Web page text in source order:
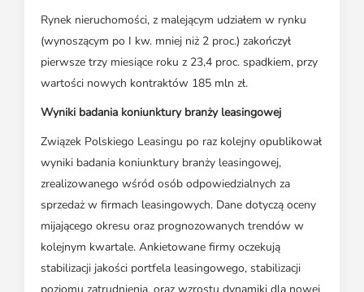
Rynek nieruchomości, z malejącym udziałem w rynku
(wynoszącym po I kw. mniej niż 2 proc.) zakończył
pierwsze trzy miesiące roku z 23,4 proc. spadkiem, przy
wartości nowych kontraktów 185 mln zł.
Wyniki badania koniunktury branży leasingowej
Związek Polskiego Leasingu po raz kolejny opublikował
wyniki badania koniunktury branży leasingowej,
zrealizowanego wśród osób odpowiedzialnych za
sprzedaż w firmach leasingowych. Dane dotyczą oceny
mijającego okresu oraz prognozowanych trendów w
kolejnym kwartale. Ankietowane firmy oczekują
stabilizacji jakości portfela leasingowego, stabilizacji